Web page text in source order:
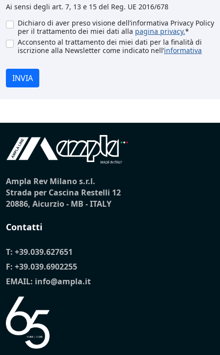
Ai sensi degli art. 7, 13 e 15 del Reg. UE 2016/678
Dichiaro di aver preso visione dell’informativa Privacy Policy
per il trattamento dei miei dati alla pagina privacy.*
Acconsento al trattamento dei miei dati per la finalità di
iscrizione alla Newsletter come indicato nell’informativa
INVIA
Ampla Rev Milano s.r.l.
Strada per Cascina Restelli 12
20886, Aicurzio - MB - ITALY
Contatti
T: +39.039.627651
F: +39.039.6902255
EMAIL: info@ampla.it